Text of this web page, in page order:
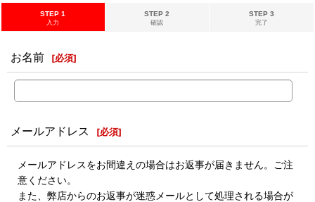
STEP 1
入力
STEP 2
確認
STEP 3
完了
お名前 [必須]
メールアドレス [必須]
メールアドレスをお間違えの場合はお返事が届きません。ご注
意ください。
また、弊店からのお返事が迷惑メールとして処理される場合が